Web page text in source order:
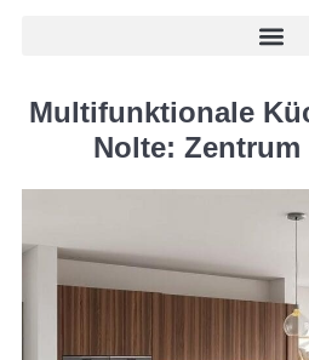
Multifunktionale
Nolte: